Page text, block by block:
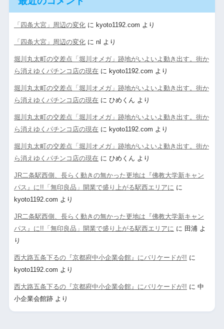
「四条大宮」周辺の変化に kyoto1192.com より
「四条大宮」周辺の変化に nl より
堀川丸太町の交差点「堀川オメガ」跡地がいよいよ動き出す。街か
ら消えゆくパチンコ店の現在 に kyoto1192.com より
堀川丸太町の交差点「堀川オメガ」跡地がいよいよ動き出す。街か
ら消えゆくパチンコ店の現在 に ひめくん より
堀川丸太町の交差点「堀川オメガ」跡地がいよいよ動き出す。街か
ら消えゆくパチンコ店の現在 に kyoto1192.com より
堀川丸太町の交差点「堀川オメガ」跡地がいよいよ動き出す。街か
ら消えゆくパチンコ店の現在 に ひめくん より
JR二条駅西側、長らく動きの無かった更地は『佛教大学新キャン
パス』に!!「無印良品」開業で盛り上がる駅西エリアに に
kyoto1192.com より
JR二条駅西側、長らく動きの無かった更地は『佛教大学新キャン
パス』に!!「無印良品」開業で盛り上がる駅西エリアに に 田浦よ
り
西大路五条下るの『京都府中小企業会館』にバリケードが!! に
kyoto1192.com より
西大路五条下るの『京都府中小企業会館』にバリケードが!! に 中
小企業会館跡より